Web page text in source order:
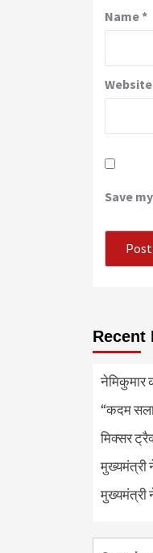
Name*
Website
Save
Recent
नेमिकुमार
“कदम
मिक्सर
मुख्यमंत्री
मुख्यमंत्री